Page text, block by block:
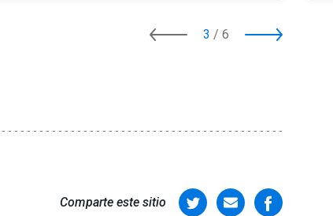
3 / 6
Comparte este sitio